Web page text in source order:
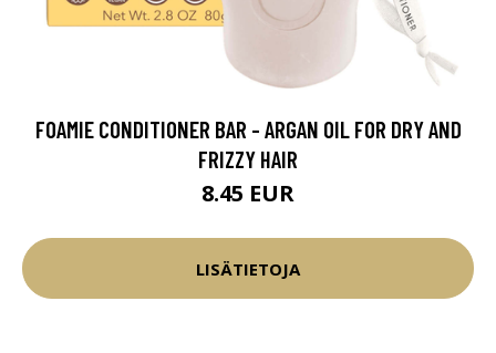
FOAMIE CONDITIONER BAR - ARGAN OIL FOR DRY AND
FRIZZY HAIR
8.45 EUR
LISÄTIETOJA